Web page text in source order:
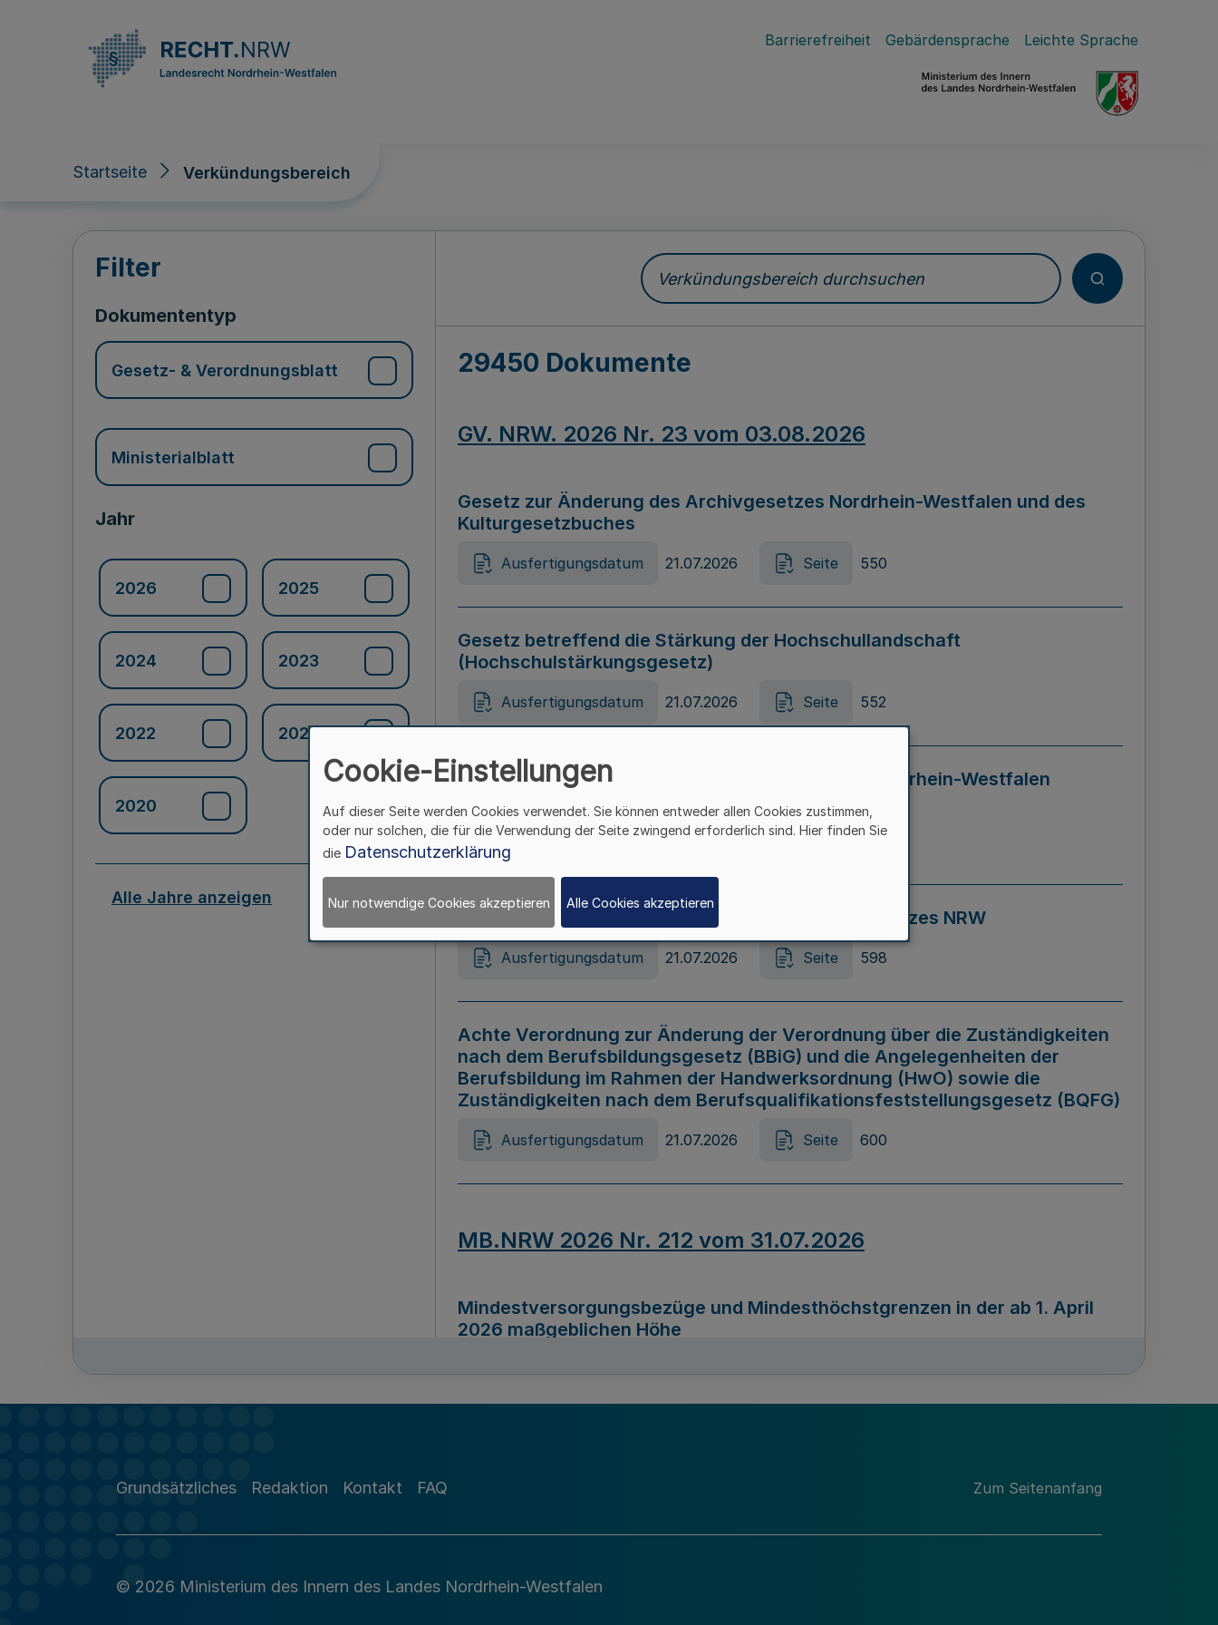
Barrierefreiheit Gebärdensprache Leichte Sprache
Startseite Verkündungsbereich
Verkündungsbereich
Filter
Dokumententyp
Gesetz- & Verordnungsblatt
Ministerialblatt
Jahr
2026 2025
2024 2023
2022 2021
2020
Alle Jahre anzeigen
Verkündungsbereich durchsuchen
29450 Dokumente
GV. NRW. 2026 Nr. 23 vom 03.08.2026
Gesetz zur Änderung des Archivgesetzes Nordrhein-Westfalen und des
Kulturgesetzbuches
Ausfertigungsdatum 21.07.2026 Seite 550
Gesetz betreffend die Stärkung der Hochschullandschaft
(Hochschulstärkungsgesetz)
Ausfertigungsdatum 21.07.2026 Seite 552
Gesetz zur Vermeidung von Diskriminierung in Nordrhein-Westfalen
(Landesantidiskriminierungsgesetz – LADG NRW)
Ausfertigungsdatum 21.07.2026 Seite 595
Gesetz zur Änderung des Online-Casinospiel Gesetzes NRW
Ausfertigungsdatum 21.07.2026 Seite 598
Achte Verordnung zur Änderung der Verordnung über die Zuständigkeiten
nach dem Berufsbildungsgesetz (BBiG) und die Angelegenheiten der
Berufsbildung im Rahmen der Handwerksordnung (HwO) sowie die
Zuständigkeiten nach dem Berufsqualifikationsfeststellungsgesetz (BQFG)
Ausfertigungsdatum 21.07.2026 Seite 600
MB.NRW 2026 Nr. 212 vom 31.07.2026
Mindestversorgungsbezüge und Mindesthöchstgrenzen in der ab 1. April
2026 maßgeblichen Höhe
Richtlinie zur Durchführung des Förderprogramms „Mittelstand Innovativ &
Grundsätzliches Redaktion Kontakt FAQ Zum Seitenanfang
© 2026 Ministerium des Innern des Landes Nordrhein-Westfalen
Cookie-Einstellungen
Auf dieser Seite werden Cookies verwendet. Sie können entweder allen Cookies zustimmen,
oder nur solchen, die für die Verwendung der Seite zwingend erforderlich sind. Hier finden Sie
die Datenschutzerklärung
Nur notwendige Cookies akzeptieren Alle Cookies akzeptieren